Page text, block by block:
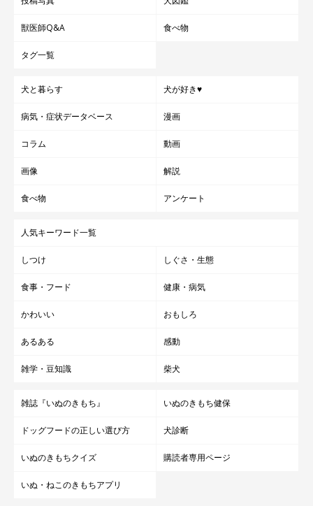
獣医師Q&A 食べ物
タグ一覧
犬と暮らす 犬が好き♥
病気・症状データベース 漫画
コラム 動画
画像 解説
食べ物 アンケート
人気キーワード一覧
しつけ しぐさ・生態
食事・フード 健康・病気
かわいい おもしろ
あるある 感動
雑学・豆知識 柴犬
雑誌『いぬのきもち』 いぬのきもち健保
ドッグフードの正しい選び方 犬診断
いぬのきもちクイズ 購読者専用ページ
いぬ・ねこのきもちアプリ